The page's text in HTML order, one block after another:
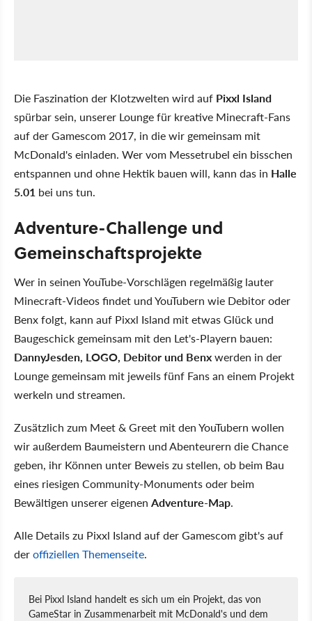
Die Faszination der Klotzwelten wird auf Pixxl Island
spürbar sein, unserer Lounge für kreative Minecraft-Fans
auf der Gamescom 2017, in die wir gemeinsam mit
McDonald's einladen. Wer vom Messetrubel ein bisschen
entspannen und ohne Hektik bauen will, kann das in Halle
5.01 bei uns tun.
Adventure-Challenge und
Gemeinschaftsprojekte
Wer in seinen YouTube-Vorschlägen regelmäßig lauter
Minecraft-Videos findet und YouTubern wie Debitor oder
Benx folgt, kann auf Pixxl Island mit etwas Glück und
Baugeschick gemeinsam mit den Let's-Playern bauen:
DannyJesden, LOGO, Debitor und Benxwerden in der
Lounge gemeinsam mit jeweils fünf Fans an einem Projekt
werkeln und streamen.
Zusätzlich zum Meet & Greet mit den YouTubern wollen
wir außerdem Baumeistern und Abenteurern die Chance
geben, ihr Können unter Beweis zu stellen, ob beim Bau
eines riesigen Community-Monuments oder beim
Bewältigen unserer eigenen Adventure-Map.
Alle Details zu Pixxl Island auf der Gamescom gibt's auf
deroffiziellen Themenseite.
Bei Pixxl Island handelt es sich um ein Projekt, das von
GameStar in Zusammenarbeit mit McDonald's und dem